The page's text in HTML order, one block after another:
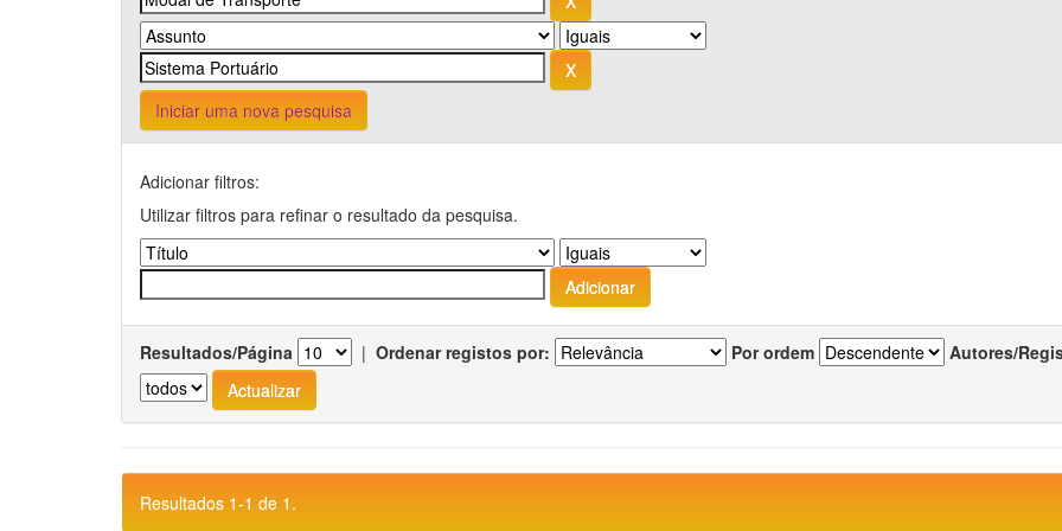
Iniciar uma nova pesquisa
Adicionar filtros:
Utilizar filtros para refinar o resultado da pesquisa.
Resultados/Página | Ordenar registos por: Por ordem Autores/
Resultados 1-1 de 1.